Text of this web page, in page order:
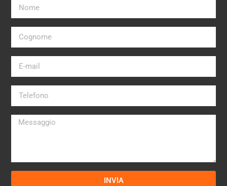
INVIA